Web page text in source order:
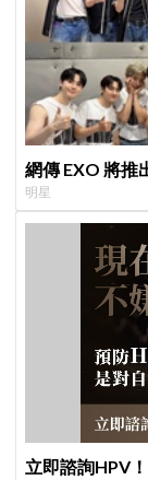
網傳 EXO 將推
明星
立即諮詢HPV